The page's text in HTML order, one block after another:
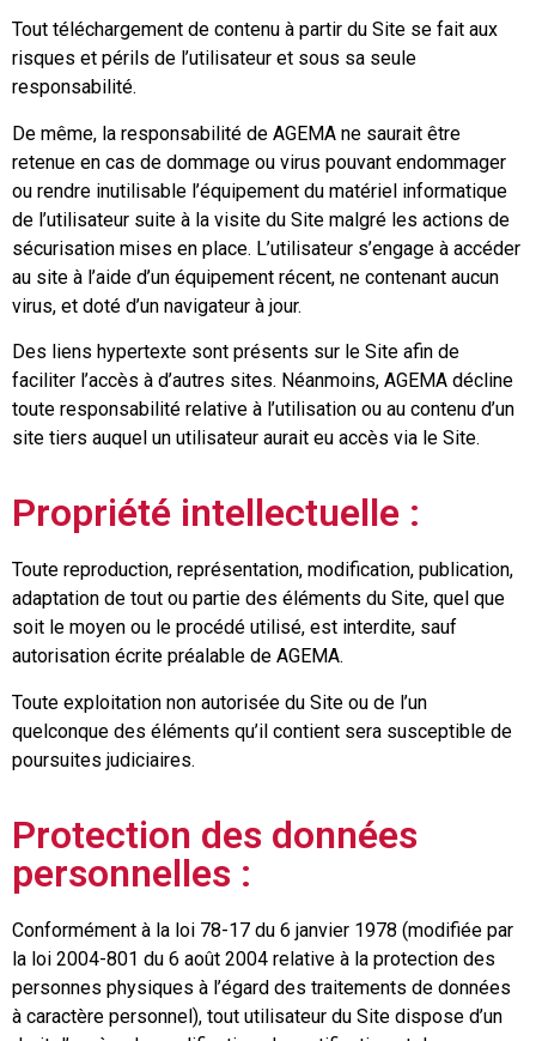
Tout téléchargement de contenu à partir du Site se fait aux
risques et périls de l’utilisateur et sous sa seule
responsabilité.
De même, la responsabilité de AGEMA ne saurait être
retenue en cas de dommage ou virus pouvant endommager
ou rendre inutilisable l’équipement du matériel informatique
de l’utilisateur suite à la visite du Site malgré les actions de
sécurisation mises en place. L’utilisateur s’engage à accéder
au site à l’aide d’un équipement récent, ne contenant aucun
virus, et doté d’un navigateur à jour.
Des liens hypertexte sont présents sur le Site afin de
faciliter l’accès à d’autres sites. Néanmoins, AGEMA décline
toute responsabilité relative à l’utilisation ou au contenu d’un
site tiers auquel un utilisateur aurait eu accès via le Site.
Propriété intellectuelle :
Toute reproduction, représentation, modification, publication,
adaptation de tout ou partie des éléments du Site, quel que
soit le moyen ou le procédé utilisé, est interdite, sauf
autorisation écrite préalable de AGEMA.
Toute exploitation non autorisée du Site ou de l’un
quelconque des éléments qu’il contient sera susceptible de
poursuites judiciaires.
Protection des données
personnelles :
Conformément à la loi 78-17 du 6 janvier 1978 (modifiée par
la loi 2004-801 du 6 août 2004 relative à la protection des
personnes physiques à l’égard des traitements de données
à caractère personnel), tout utilisateur du Site dispose d’un